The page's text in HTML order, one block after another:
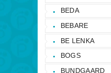
BEDA
BEBARE
BE LENKA
BOGS
BUNDGAARD